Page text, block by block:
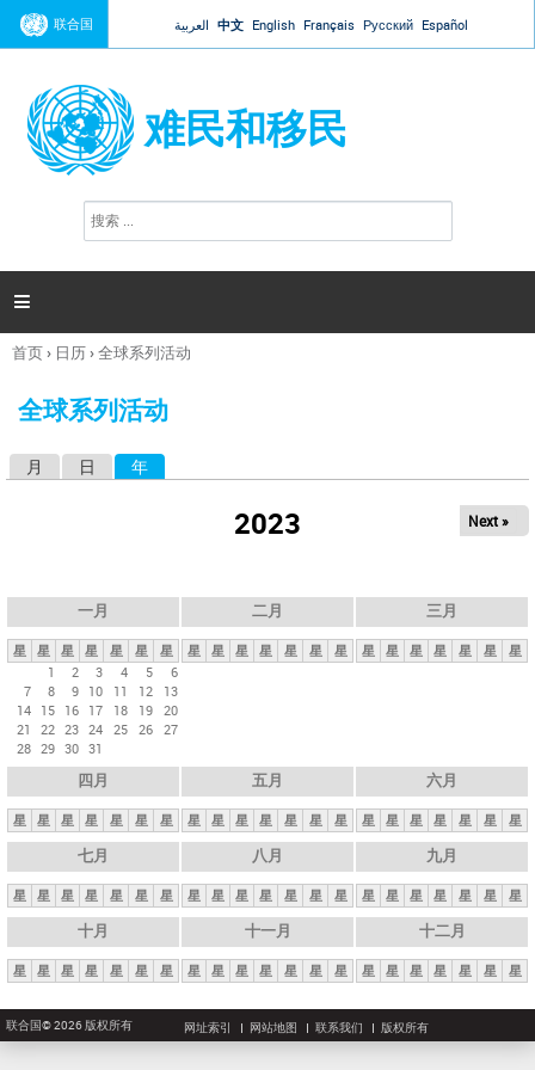
Jump to navigation
联合国 العربية 中文 English Français Русский Español
难民和移民
搜
索

你
这
首页› 日历›全球系列活动
全球系列活动
月 日 年
2023 Next »
一月
星 星 星 星 星 星
星
1
2 3 4 5
6
7
8 9 10 11 12
13
14 15 16 17 18 19 20
21
22 23 24 25 26 27
28 29 30 31
二月
星 星 星 星 星 星 星
三月
星 星 星 星 星 星 星
四月
星 星 星 星 星 星 星
五月
星 星 星 星 星 星 星
六月
星 星 星 星 星 星 星
七月
星 星 星 星 星 星 星
八月
星 星 星 星 星 星 星
九月
星 星 星 星 星 星 星
十月
星 星 星 星 星 星 星
十一月
星 星 星 星 星 星 星
十二月
星 星 星 星 星 星 星
联合国© 2026 版权所有 网址索引 网站地图 联系我们 版权所有